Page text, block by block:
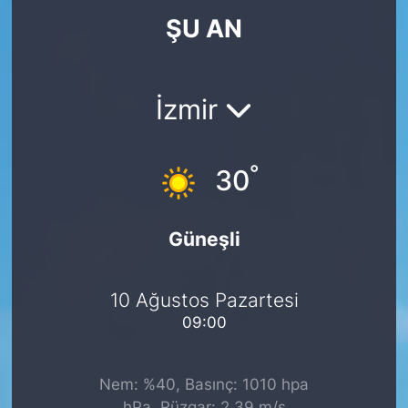
ŞU AN
İzmir
30°
Güneşli
10 Ağustos Pazartesi
09:00
Nem: %40, Basınç: 1010 hpa
KÖŞE YAZILARI
SARIYER HABERLERİ